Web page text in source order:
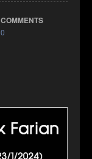
COMMENTS
0